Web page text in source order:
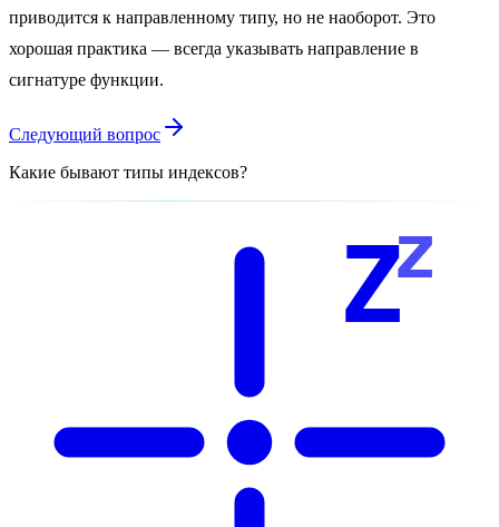
приводится к направленному типу, но не наоборот. Это
хорошая практика — всегда указывать направление в
сигнатуре функции.
Следующий вопрос
Какие бывают типы индексов?
Zz